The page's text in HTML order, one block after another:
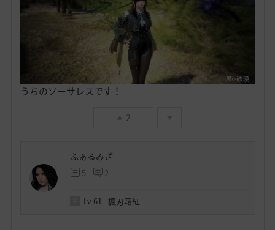
うちのソーサレスです！
2
ふぁるみざ
5 2
Lv 61 楓刃霜紅